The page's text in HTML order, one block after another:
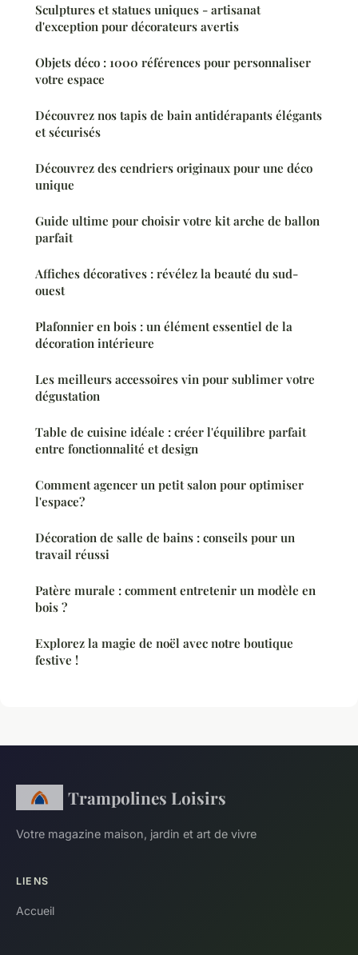
Sculptures et statues uniques - artisanat
d'exception pour décorateurs avertis
Objets déco : 1000 références pour personnaliser
votre espace
Découvrez nos tapis de bain antidérapants élégants
et sécurisés
Découvrez des cendriers originaux pour une déco
unique
Guide ultime pour choisir votre kit arche de ballon
parfait
Affiches décoratives : révélez la beauté du sud-
ouest
Plafonnier en bois : un élément essentiel de la
décoration intérieure
Les meilleurs accessoires vin pour sublimer votre
dégustation
Table de cuisine idéale : créer l'équilibre parfait
entre fonctionnalité et design
Comment agencer un petit salon pour optimiser
l'espace?
Décoration de salle de bains : conseils pour un
travail réussi
Patère murale : comment entretenir un modèle en
bois ?
Explorez la magie de noël avec notre boutique
festive !
Trampolines Loisirs
Votre magazine maison, jardin et art de vivre
LIENS
Accueil